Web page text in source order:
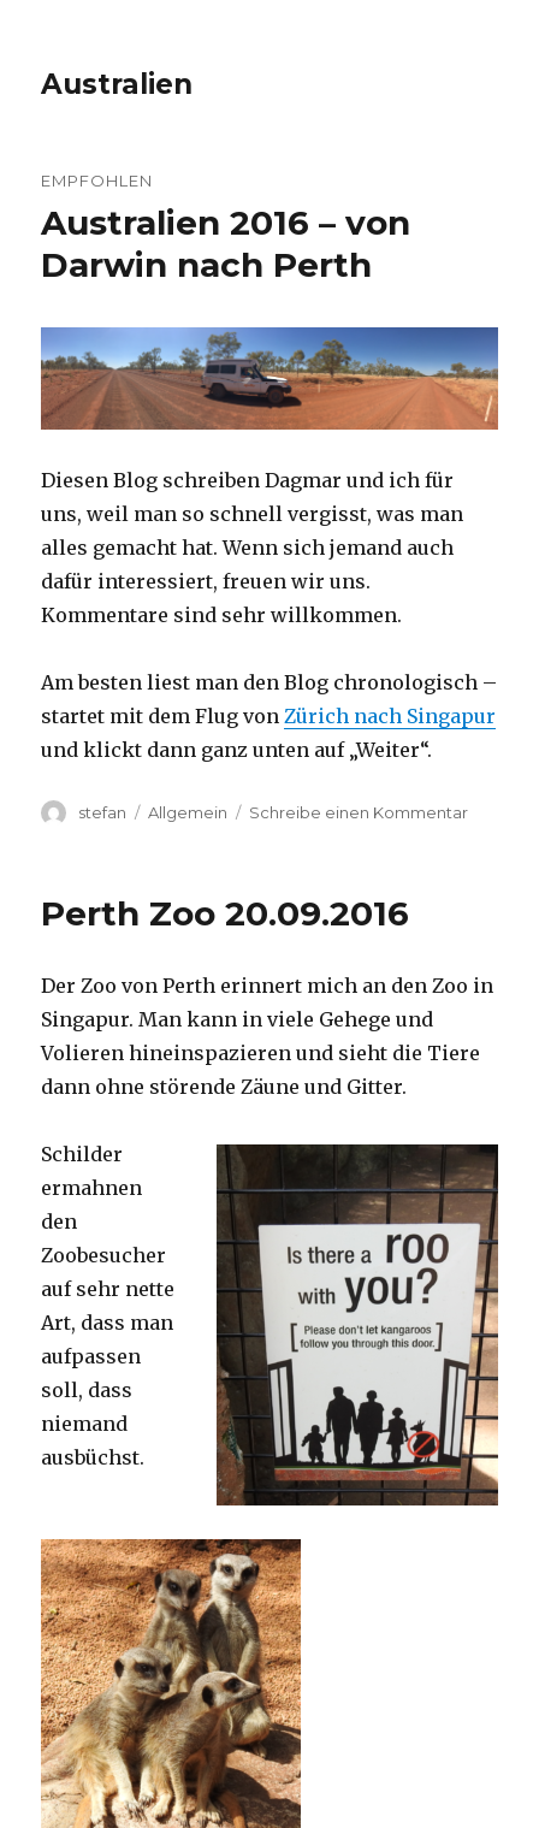
Australien
EMPFOHLEN
Australien 2016 – von
Darwin nach Perth
Diesen Blog schreiben Dagmar und ich für
uns, weil man so schnell vergisst, was man
alles gemacht hat. Wenn sich jemand auch
dafür interessiert, freuen wir uns.
Kommentare sind sehr willkommen.
Am besten liest man den Blog chronologisch –
startet mit dem Flug vonZürich nach Singapur
und klickt dann ganz unten auf „Weiter“.
Autor
stefan Kategorien
Allgemein Schreibe einen Kommentarzu
Perth
Perth Zoo 20.09.2016
Der Zoo von Perth erinnert mich an den Zoo in
Singapur. Man kann in viele Gehege und
Volieren hineinspazieren und sieht die Tiere
dann ohne störende Zäune und Gitter.
Schilder
ermahnen
den
Zoobesucher
auf sehr nette
Art, dass man
aufpassen
soll, dass
niemand
ausbüchst.